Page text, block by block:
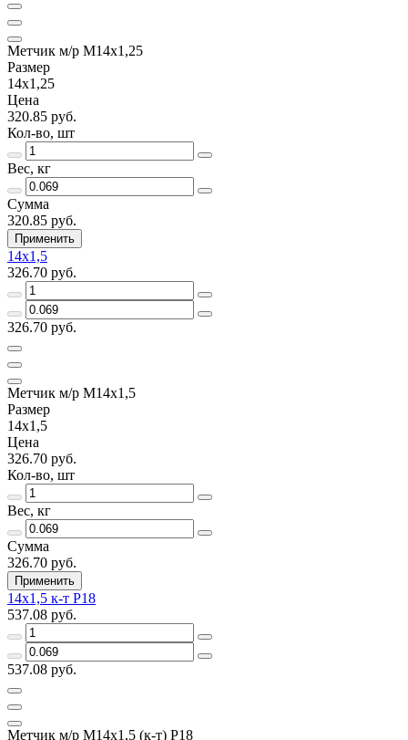
Метчик м/р М14х1,25
Размер
14х1,25
Цена
320.85 руб.
Кол-во, шт
Вес, кг
Сумма
320.85 руб.
Применить
14х1,5
326.70 руб.
326.70 руб.
Метчик м/р М14х1,5
Размер
14х1,5
Цена
326.70 руб.
Кол-во, шт
Вес, кг
Сумма
326.70 руб.
Применить
14х1,5 к-т Р18
537.08 руб.
537.08 руб.
Метчик м/р М14х1,5 (к-т) Р18